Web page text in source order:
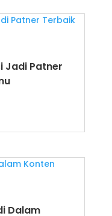
Jadi Patner
Dalam